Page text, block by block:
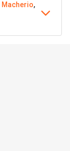
Macherio,